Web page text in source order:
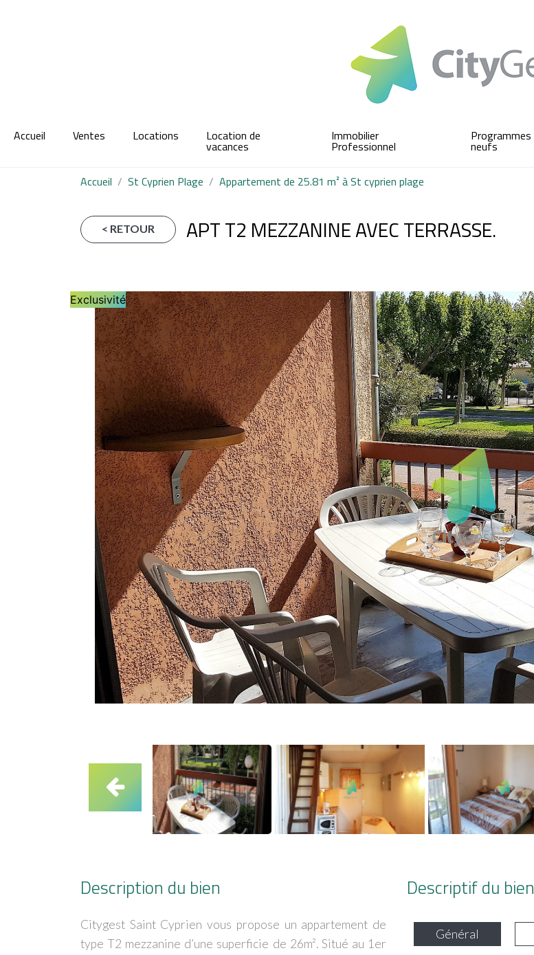
Accueil Ventes Locations Location de
vacances
Immobilier
Professionnel
Programmes
neufs
Accueil St Cyprien Plage Appartement de 25.81 m² à St cyprien plage
< RETOUR APT T2 MEZZANINE AVEC TERRASSE.
Exclusivité
Description du bien
Citygest Saint Cyprien vous propose un appartement de
type T2 mezzanine d’une superficie de 26m². Situé au 1er
Descriptif du bien
Général